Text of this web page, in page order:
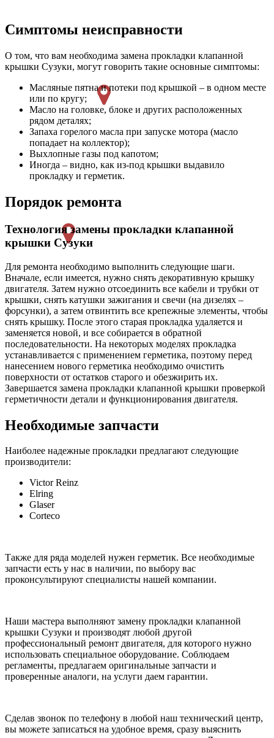
Симптомы неисправности
О том, что вам необходима замена прокладки клапанной
крышки Сузуки, могут говорить такие основные симптомы:
Масляные пятна и потеки под крышкой – в одном месте
или по кругу;
Масло на головке, блоке и других расположенных
рядом деталях;
Запаха горелого масла при запуске мотора (масло
попадает на коллектор);
Выхлопные газы под капотом;
Иногда – видно, как из-под крышки выдавило
прокладку и герметик.
Порядок ремонта
Технология замены прокладки клапанной
крышки Сузуки
Для ремонта необходимо выполнить следующие шаги.
Вначале, если имеется, нужно снять декоративную крышку
двигателя. Затем нужно отсоединить все кабели и трубки от
крышки, снять катушки зажигания и свечи (на дизелях –
форсунки), а затем отвинтить все крепежные элементы, чтобы
снять крышку. После этого старая прокладка удаляется и
заменяется новой, и все собирается в обратной
последовательности. На некоторых моделях прокладка
устанавливается с применением герметика, поэтому перед
нанесением нового герметика необходимо очистить
поверхности от остатков старого и обезжирить их.
Завершается замена прокладки клапанной крышки проверкой
герметичности детали и функционирования двигателя.
Необходимые запчасти
Наиболее надежные прокладки предлагают следующие
производители:
Victor Reinz
Elring
Glaser
Corteco
Также для ряда моделей нужен герметик. Все необходимые
запчасти есть у нас в наличии, по выбору вас
проконсультируют специалисты нашей компании.
Наши мастера выполняют замену прокладки клапанной
крышки Сузуки и производят любой другой
профессиональный ремонт двигателя, для которого нужно
использовать специальное оборудование. Соблюдаем
регламенты, предлагаем оригинальные запчасти и
проверенные аналоги, на услуги даем гарантии.
Сделав звонок по телефону в любой наш технический центр,
вы можете записаться на удобное время, сразу выяснить